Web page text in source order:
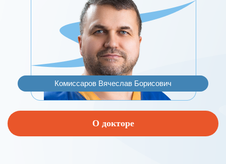
Комиссаров Вячеслав Борисович
О докторе